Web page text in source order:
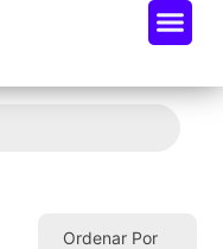
Ordenar Por